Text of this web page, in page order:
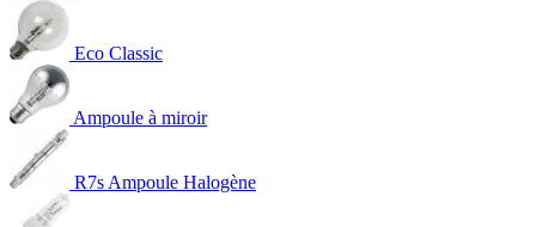
Eco Classic
Ampoule à miroir
R7s Ampoule Halogène